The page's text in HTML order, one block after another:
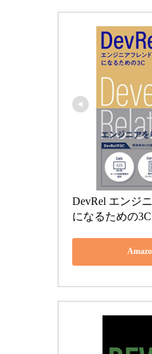
DevRel エンジ
になるための3C